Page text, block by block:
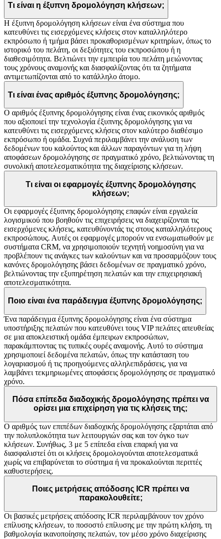
Τι είναι η έξυπνη δρομολόγηση κλήσεων;
Η έξυπνη δρομολόγηση κλήσεων είναι ένα σύστημα που
κατευθύνει τις εισερχόμενες κλήσεις στον καταλληλότερο
εκπρόσωπο ή τμήμα βάσει προκαθορισμένων κριτηρίων, όπως το
ιστορικό του πελάτη, οι δεξιότητες του εκπροσώπου ή η
διαθεσιμότητα. Βελτιώνει την εμπειρία του πελάτη μειώνοντας
τους χρόνους αναμονής και διασφαλίζοντας ότι τα ζητήματα
αντιμετωπίζονται από το κατάλληλο άτομο.
Τι είναι ένας αριθμός έξυπνης δρομολόγησης;
Ο αριθμός έξυπνης δρομολόγησης είναι ένας εικονικός αριθμός
που αξιοποιεί την τεχνολογία έξυπνης δρομολόγησης για να
κατευθύνει τις εισερχόμενες κλήσεις στον καλύτερο διαθέσιμο
εκπρόσωπο ή ομάδα. Συχνά περιλαμβάνει την ανάλυση των
δεδομένων του καλούντος και άλλων παραγόντων για τη λήψη
αποφάσεων δρομολόγησης σε πραγματικό χρόνο, βελτιώνοντας τη
συνολική αποτελεσματικότητα της διαχείρισης κλήσεων.
Τι είναι οι εφαρμογές έξυπνης δρομολόγησης
κλήσεων;
Οι εφαρμογές έξυπνης δρομολόγησης επαφών είναι εργαλεία
λογισμικού που βοηθούν τις επιχειρήσεις να διαχειρίζονται τις
εισερχόμενες κλήσεις, κατευθύνοντάς τις στους καταλληλότερους
εκπροσώπους. Αυτές οι εφαρμογές μπορούν να ενσωματωθούν με
συστήματα CRM, να χρησιμοποιούν τεχνητή νοημοσύνη για να
προβλέπουν τις ανάγκες των καλούντων και να προσαρμόζουν τους
κανόνες δρομολόγησης βάσει δεδομένων σε πραγματικό χρόνο,
βελτιώνοντας την εξυπηρέτηση πελατών και την επιχειρησιακή
αποτελεσματικότητα.
Ποιο είναι ένα παράδειγμα έξυπνης δρομολόγησης;
Ένα παράδειγμα έξυπνης δρομολόγησης είναι ένα σύστημα
υποστήριξης πελατών που κατευθύνει τους VIP πελάτες απευθείας
σε μια αποκλειστική ομάδα έμπειρων εκπροσώπων,
παρακάμπτοντας τις τυπικές ουρές αναμονής. Αυτό το σύστημα
χρησιμοποιεί δεδομένα πελατών, όπως την κατάσταση του
λογαριασμού ή τις προηγούμενες αλληλεπιδράσεις, για να
λαμβάνει τεκμηριωμένες αποφάσεις δρομολόγησης σε πραγματικό
χρόνο.
Πόσα επίπεδα διαδοχικής δρομολόγησης πρέπει να
ορίσει μια επιχείρηση για τις κλήσεις της;
Ο αριθμός των επιπέδων διαδοχικής δρομολόγησης εξαρτάται από
την πολυπλοκότητα των λειτουργιών σας και τον όγκο των
κλήσεων. Συνήθως, 3 με 5 επίπεδα είναι επαρκή για να
διασφαλιστεί ότι οι κλήσεις δρομολογούνται αποτελεσματικά
χωρίς να επιβαρύνεται το σύστημα ή να προκαλούνται περιττές
καθυστερήσεις.
Ποιες μετρήσεις απόδοσης ICR πρέπει να
παρακολουθείτε;
Οι βασικές μετρήσεις απόδοσης ICR περιλαμβάνουν τον χρόνο
επίλυσης κλήσεων, το ποσοστό επίλυσης με την πρώτη κλήση, τη
βαθμολογία ικανοποίησης πελατών, τον μέσο χρόνο διαχείρισης